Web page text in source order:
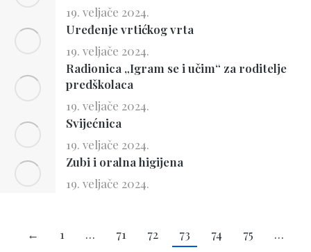
19. veljače 2024.
Uređenje vrtićkog vrta
19. veljače 2024.
Radionica „Igram se i učim“ za roditelje
predškolaca
19. veljače 2024.
Svijećnica
19. veljače 2024.
Zubi i oralna higijena
19. veljače 2024.
← 1 … 71 72 73 74 75
…